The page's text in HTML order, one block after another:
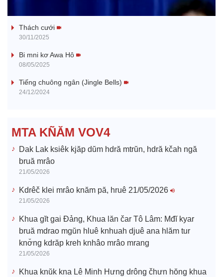
a
i
o
Thách cưới
30/11/2025
Bi mni kơ Awa Hô
08/05/2025
Tiếng chuông ngân (Jingle Bells)
24/12/2024
MTA KÑĂM VOV4
Dak Lak ksiêk kjăp dŭm hdră mtrŭn, hdră kčah ngă
bruă mrâo
21/05/2026
Kdrêč klei mrâo knăm pă, hruê 21/05/2026
21/05/2026
Khua gĭt gai Đảng, Khua lăn čar Tô Lâm: Mđĭ kyar
bruă mdrao mgŭn hluê knhuah djuê ana hlăm tur
knơ̆ng kdrăp kreh knhâo mrâo mrang
21/05/2026
Khua knŭk kna Lê Minh Hưng drông čhưn hŏng khua